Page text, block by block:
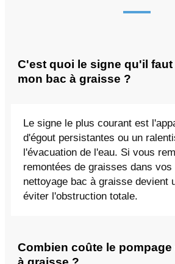
C'est quoi le signe qu'il
mon bac à graisse ?
Le signe le plus courant est
d'égout persistantes ou un
l'évacuation de l'eau. Si vous
remontées de graisses dans
nettoyage bac à graisse devient
éviter l'obstruction totale.
Combien coûte le